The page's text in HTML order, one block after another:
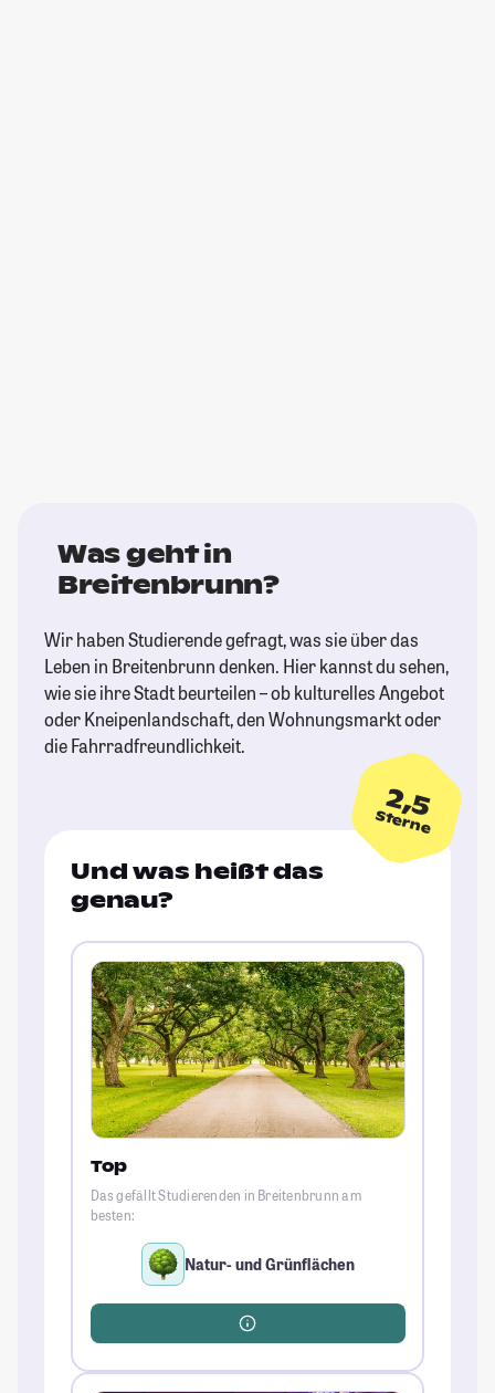
Was geht in
Breitenbrunn?
Wir haben Studierende gefragt, was sie über das
Leben in Breitenbrunn denken. Hier kannst du sehen,
wie sie ihre Stadt beurteilen – ob kulturelles Angebot
oder Kneipenlandschaft, den Wohnungsmarkt oder
die Fahrradfreundlichkeit.
2,5
Sterne
Und was heißt das
genau?
Top
Das gefällt Studierenden in Breitenbrunn am
besten:
Natur- und Grünflächen